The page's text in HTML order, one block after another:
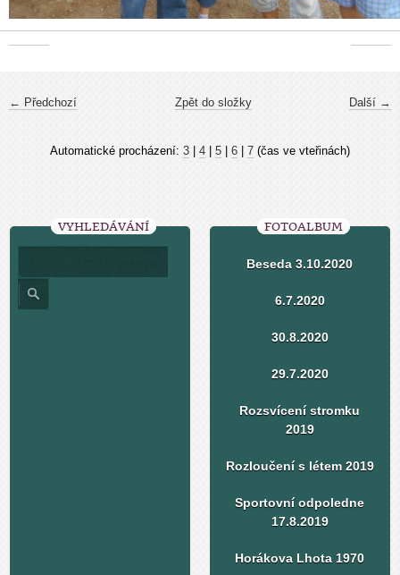
← Předchozí Další →
Zpět do složky
Automatické procházení: 3 4 5 6 7 (čas ve vteřinách)
VYHLEDÁVÁNÍ FOTOALBUM
Beseda 3.10.2020
6.7.2020
30.8.2020
29.7.2020
Rozsvícení stromku
2019
Rozloučení s létem 2019
Sportovní odpoledne
17.8.2019
Horákova Lhota 1970